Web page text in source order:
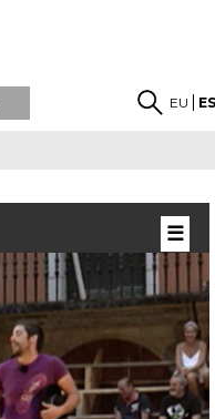
EU
☰